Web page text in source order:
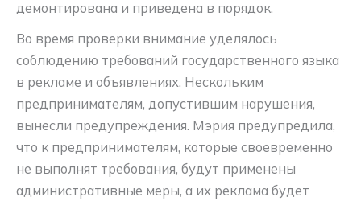
демонтирована и приведена в порядок.
Во время проверки внимание уделялось
соблюдению требований государственного языка
в рекламе и объявлениях. Нескольким
предпринимателям, допустившим нарушения,
вынесли предупреждения. Мэрия предупредила,
что к предпринимателям, которые своевременно
не выполнят требования, будут применены
административные меры, а их реклама будет